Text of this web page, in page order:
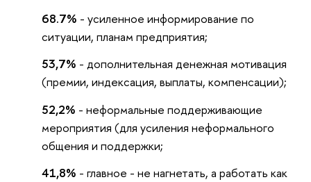
68.7% - усиленное информирование по
ситуации, планам предприятия;
53,7% - дополнительная денежная мотивация
(премии, индексация, выплаты, компенсации);
52,2% - неформальные поддерживающие
мероприятия (для усиления неформального
общения и поддержки;
41,8% - главное - не нагнетать, а работать как